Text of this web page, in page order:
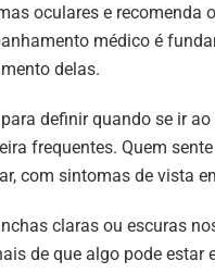
oculares e recomenda
médico é
delas.
definir quando se ir
frequentes. Quem
com sintomas de vista
claras ou escuras
de que algo pode estar